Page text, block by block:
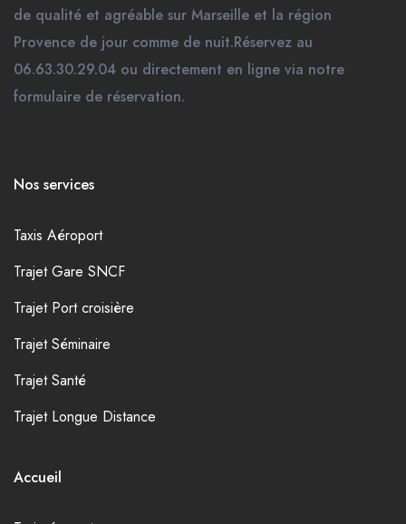
de qualité et agréable sur Marseille et la région
Provence de jour comme de nuit.Réservez au
06.63.30.29.04 ou directement en ligne via notre
formulaire de réservation.
Nos services
Taxis Aéroport
Trajet Gare SNCF
Trajet Port croisière
Trajet Séminaire
Trajet Santé
Trajet Longue Distance
Accueil